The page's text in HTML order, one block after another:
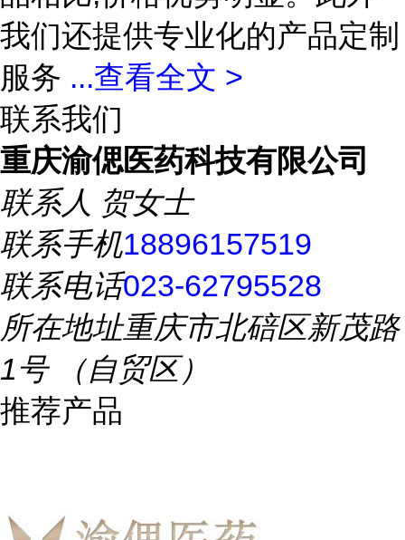
我们还提供专业化的产品定制
服务 ...查看全文 >
联系我们
重庆渝偲医药科技有限公司
联系人 贺女士
联系手机18896157519
联系电话023-62795528
所在地址重庆市北碚区新茂路
1号 （自贸区）
推荐产品